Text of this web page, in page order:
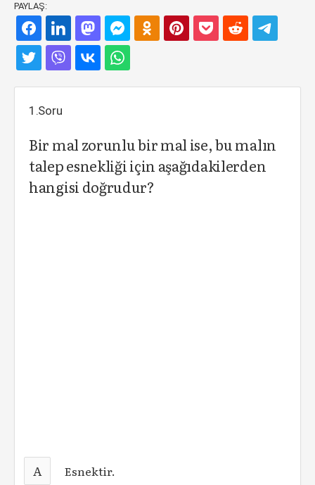
PAYLAŞ:
1.Soru
Bir mal zorunlu bir mal ise, bu malın
talep esnekliği için aşağıdakilerden
hangisi doğrudur?
A Esnektir.